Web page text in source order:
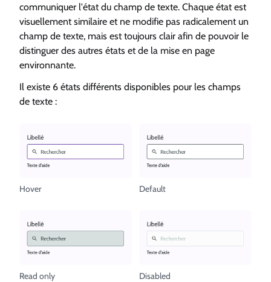
communiquer l'état du champ de texte. Chaque état est
visuellement similaire et ne modifie pas radicalement un
champ de texte, mais est toujours clair afin de pouvoir le
distinguer des autres états et de la mise en page
environnante.
Il existe 6 états différents disponibles pour les champs
de texte :
Hover Default
Read only Disabled